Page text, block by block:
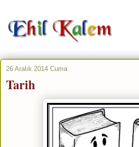
26 Aralık 2014 Cuma
Tarih